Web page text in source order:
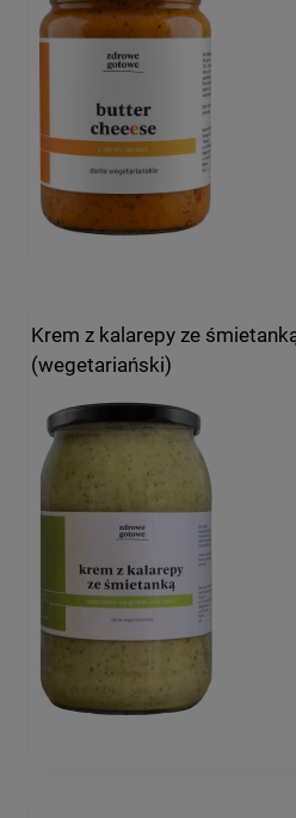
Krem z kalarepy ze
(wegetariański)